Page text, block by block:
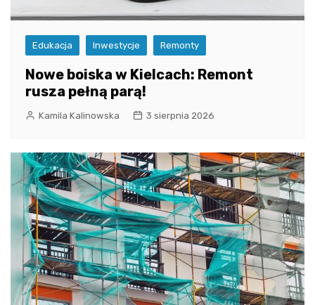
Edukacja Inwestycje Remonty
Nowe boiska w Kielcach: Remont
rusza pełną parą!
Kamila Kalinowska 3 sierpnia 2026